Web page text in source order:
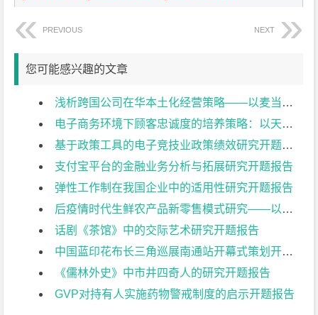
PREVIOUS NEXT
您可能感兴趣的文章
浅析跨国公司在华本土化经营策略——以麦当劳为例开题报告
电子商务环境下顾客忠诚度的培养策略：以天猫平台商家为例开题报告
基于政策工具的电子竞技业政策绩效研究开题报告
支付宝平台的金融业务分析与拓展研究开题报告
弹性工作制在我国企业中的适用性研究开题报告
后疫情时代生鲜农产品新零售模式研究——以盒马鲜生为例开题报告
话剧《茶馆》中的交际艺术研究开题报告
中国蓝印花布长三角巡展南通站开幕式策划开题报告
《儒林外史》中市井四奇人的研究开题报告
GVP对持有人实施药物警戒制度的启示开题报告